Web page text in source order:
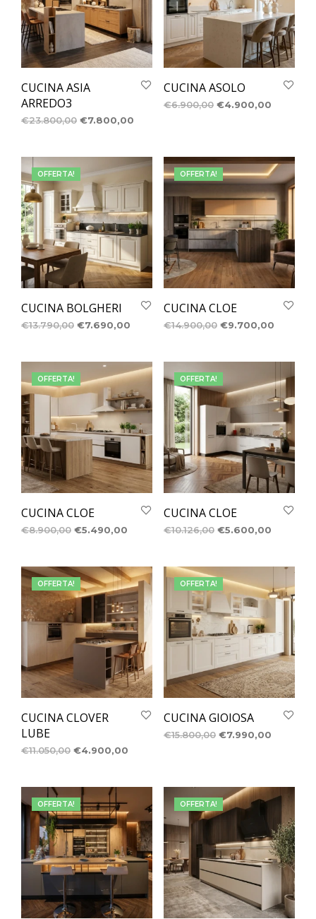
CUCINA ASIA
ARREDO3
€23.800,00 €7.800,00
CUCINA ASOLO
€6.900,00 €4.900,00
OFFERTA!
CUCINA BOLGHERI
€13.790,00 €7.690,00
OFFERTA!
CUCINA CLOE
€14.900,00 €9.700,00
OFFERTA!
CUCINA CLOE
€8.900,00 €5.490,00
OFFERTA!
CUCINA CLOE
€10.126,00 €5.600,00
OFFERTA!
CUCINA CLOVER
LUBE
€11.050,00 €4.900,00
OFFERTA!
CUCINA GIOIOSA
€15.800,00 €7.990,00
OFFERTA! OFFERTA!